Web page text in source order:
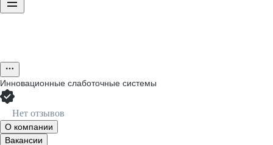
Инновационные слаботочные системы
Нет отзывов
О компании
Вакансии